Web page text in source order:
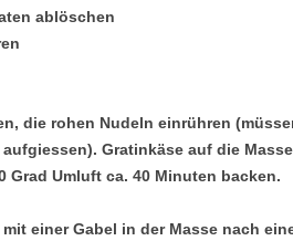
ablöschen
die rohen Nudeln einrühren
Gratinkäse auf die
Grad Umluft ca. 40 Minuten backen.
einer Gabel in der Masse nach